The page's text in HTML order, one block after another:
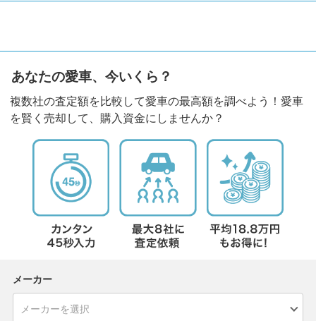
あなたの愛車、今いくら？
複数社の査定額を比較して愛車の最高額を調べよう！愛車
を賢く売却して、購入資金にしませんか？
メーカー